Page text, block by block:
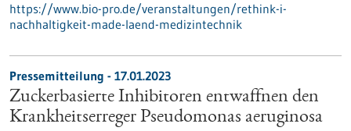
https://www.bio-pro.de/veranstaltungen/rethink-i-
nachhaltigkeit-made-laend-medizintechnik
Pressemitteilung - 17.01.2023
Zuckerbasierte Inhibitoren entwaffnen den
Krankheitserreger Pseudomonas aeruginosa